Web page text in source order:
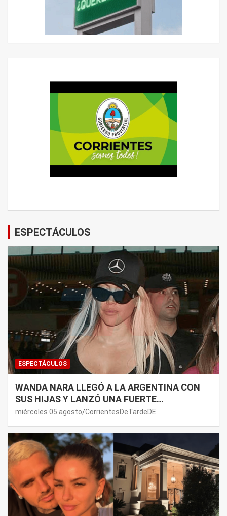
ESPECTÁCULOS
ESPECTÁCULOS
WANDA NARA LLEGÓ A LA ARGENTINA CON
SUS HIJAS Y LANZÓ UNA FUERTE
PREMONICIÓN SOBRE MAURO ICARDI
miércoles 05 agosto CorrientesDeTardeDE